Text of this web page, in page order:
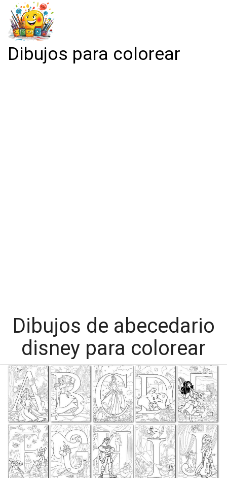
Dibujos para colorear
Dibujos de abecedario
disney para colorear